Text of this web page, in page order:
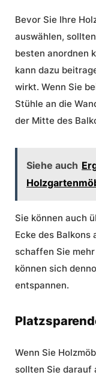
Bevor Sie Ihre
auswählen,
besten anordnen
kann dazu
wirkt. Wenn Sie
Stühle an die
der Mitte des
Siehe auch
Sie können auch
Ecke des Balkons
schaffen Sie
können sich
entspannen.
Wenn Sie
sollten Sie darauf